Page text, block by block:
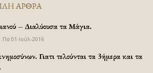
ΑΡΘΡΑ
– Διαλύουσα τα Μάγια.
Πα 01-Ιούλ-2016
Γιατι τελούνται τα 3ήμερα και τα